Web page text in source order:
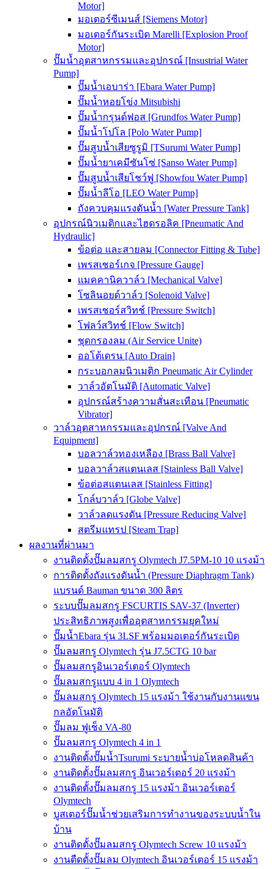
Motor]
มอเตอร์ซีเมนส์ [Siemens Motor]
มอเตอร์กันระเบิด Marelli [Explosion Proof
Motor]
ปั๊มน้ำอุตสาหกรรมและอุปกรณ์ [Insustrial Water
Pump]
ปั๊มน้ำเอบาร่า [Ebara Water Pump]
ปั๊มน้ำหอยโข่ง Mitsubishi
ปั๊มน้ำกรุนด์ฟอส [Grundfos Water Pump]
ปั๊มน้ำโปโล [Polo Water Pump]
ปั๊มสูบน้ำเสียซูรูมิ [TSurumi Water Pump]
ปั๊มน้ำยาเคมีซันโซ่ [Sanso Water Pump]
ปั๊มสูบน้ำเสียโชว์ฟู [Showfou Water Pump]
ปั๊มน้ำลีโอ [LEO Water Pump]
ถังควบคุมแรงดันน้ำ [Water Pressure Tank]
อุปกรณ์นิวเมติกและไฮดรอลิค [Pneumatic And
Hydraulic]
ข้อต่อ และสายลม [Connector Fitting & Tube]
เพรสเชอร์เกจ [Pressure Gauge]
แมคคานิควาล์ว [Mechanical Valve]
โซลินอยด์วาล์ว [Solenoid Valve]
เพรสเชอร์สวิทช์ [Pressure Switch]
โฟลว์สวิทช์ [Flow Switch]
ชุดกรองลม (Air Service Unite)
ออโต้เดรน [Auto Drain]
กระบอกลมนิวเมติก Pneumatic Air Cylinder
วาล์วอัตโนมัติ [Automatic Valve]
อุปกรณ์สร้างความสั่นสะเทือน [Pneumatic
Vibrator]
วาล์วอุตสาหกรรมและอุปกรณ์ [Valve And
Equipment]
บอลวาล์วทองเหลือง [Brass Ball Valve]
บอลวาล์วสแตนเลส [Stainless Ball Valve]
ข้อต่อสแตนเลส [Stainless Fitting]
โกล์บวาล์ว [Globe Valve]
วาล์วลดแรงดัน [Pressure Reducing Valve]
สตรีมแทรป [Steam Trap]
ผลงานที่ผ่านมา
งานติดตั้งปั๊มลมสกรู Olymtech J7.5PM-10 10 แรงม้า
การติดตั้งถังแรงดันน้ำ (Pressure Diaphragm Tank)
แบรนด์ Bauman ขนาด 300 ลิตร
ระบบปั๊มลมสกรู FSCURTIS SAV-37 (Inverter)
ประสิทธิภาพสูงเพื่ออุตสาหกรรมยุคใหม่
ปั๊มน้ำEbara รุ่น 3LSF พร้อมมอเตอร์กันระเบิด
ปั๊มลมสกรู Olymtech รุ่น J7.5CTG 10 bar
ปั๊มลมสกรูอินเวอร์เตอร์ Olymtech
ปั๊มลมสกรูแบบ 4 in 1 Olymtech
ปั๊มลมสกรู Olymtech 15 แรงม้า ใช้งานกับงานแขน
กลอัตโนมัติ
ปั๊มลม ฟูเช็ง VA-80
ปั๊มลมสกรู Olymtech 4 in 1
งานติดตั้งปั๊มน้ำTsurumi ระบายน้ำบ่อโหลดสินค้า
งานติดตั้งปั๊มลมสกรู อินเวอร์เตอร์ 20 แรงม้า
งานติดตั้งปั๊มลมสกรู 15 แรงม้า อินเวอร์เตอร์
Olymtech
บูสเตอร์ปั๊มน้ำช่วยเสริมการทำงานของระบบน้ำใน
บ้าน
งานติดตั้งปั๊มลมสกรู Olymtech Screw 10 แรงม้า
งานตืดตั้งปั๊มลม Olymtech อินเวอร์เตอร์ 15 แรงม้า